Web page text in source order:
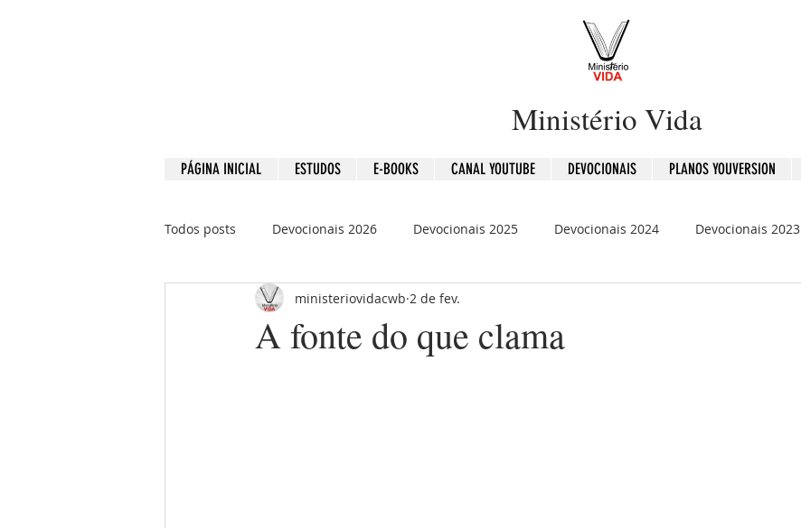
Ministério Vida
PÁGINA INICIAL ESTUDOS E-BOOKS CANAL YOUTUBE DEVOCIONAIS PLANOS YOUVERSION
Todos posts Devocionais 2026 Devocionais 2025 Devocionais 2024 Devocionais 2023
Devocionais 2021 Devocionais 2020
A fonte do que clama
ministeriovidacwb 2 de fev.